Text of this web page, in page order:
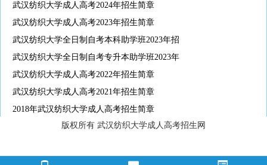
武汉纺织大学成人高考2024年招生简章
武汉纺织大学成人高考2023年招生简章
武汉纺织大学全日制自考本科助学班2023年招
武汉纺织大学全日制自考专升本助学班2023年
武汉纺织大学成人高考2022年招生简章
武汉纺织大学成人高考2021年招生简章
2018年武汉纺织大学成人高考招生简章
版权所有 武汉纺织大学成人高考招生网